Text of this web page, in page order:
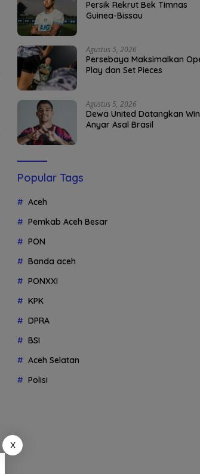
Persik Rekrut Bek Timnas
Guinea-Bissau
Agustus 5, 2026
Persebaya Maksimalkan
Play dan Set Pieces
Agustus 5, 2026
Dewa United Datangkan
Anyar Asal Brasil
Popular Tags
Aceh
Pemkab Aceh Besar
PON
Banda aceh
PONXXI
KPK
DPRA
BSI
Aceh Selatan
Polisi
X